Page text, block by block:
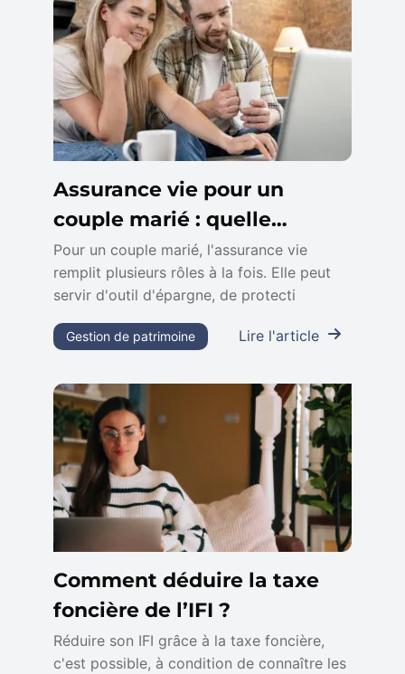
Assurance vie pour un
couple marié : quelle
stratégie adopter ?
Pour un couple marié, l'assurance vie
remplit plusieurs rôles à la fois. Elle peut
servir d'outil d'épargne, de protecti
Lire l'article
Gestion de patrimoine
Comment déduire la taxe
foncière de l’IFI ?
Réduire son IFI grâce à la taxe foncière,
c'est possible, à condition de connaître les